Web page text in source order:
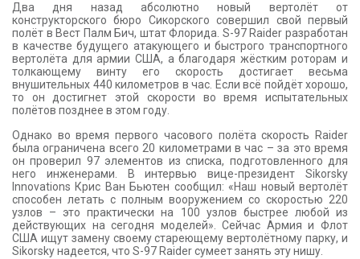
Два дня назад абсолютно новый вертолёт от
конструкторского бюро Сикорского совершил свой первый
полёт в Вест Палм Бич, штат Флорида. S-97 Raider разработан
в качестве будущего атакующего и быстрого транспортного
вертолёта для армии США, а благодаря жёстким роторам и
толкающему винту его скорость достигает весьма
внушительных 440 километров в час. Если всё пойдёт хорошо,
то он достигнет этой скорости во время испытательных
полётов позднее в этом году.
Однако во время первого часового полёта скорость Raider
была ограничена всего 20 километрами в час – за это время
он проверил 97 элементов из списка, подготовленного для
него инженерами. В интервью вице-президент Sikorsky
Innovations Крис Ван Бьютен сообщил: «Наш новый вертолёт
способен летать с полным вооружением со скоростью 220
узлов – это практически на 100 узлов быстрее любой из
действующих на сегодня моделей». Сейчас Армия и Флот
США ищут замену своему стареющему вертолётному парку, и
Sikorsky надеется, что S-97 Raider сумеет занять эту нишу.